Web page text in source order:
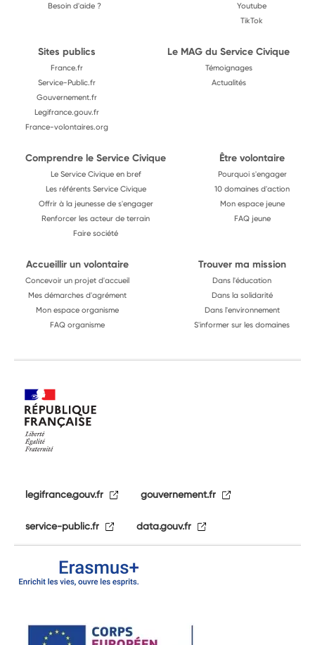
Besoin d'aide ?
Youtube
TikTok
Sites publics
France.fr
Service-Public.fr
Gouvernement.fr
Legifrance.gouv.fr
France-volontaires.org
Le MAG du Service Civique
Témoignages
Actualités
Comprendre le Service Civique
Le Service Civique en bref
Les référents Service Civique
Offrir à la jeunesse de s'engager
Renforcer les acteur de terrain
Faire société
Être volontaire
Pourquoi s'engager
10 domaines d'action
Mon espace jeune
FAQ jeune
Accueillir un volontaire
Concevoir un projet d'accueil
Mes démarches d'agrément
Mon espace organisme
FAQ organisme
Trouver ma mission
Dans l'éducation
Dans la solidarité
Dans l'environnement
S'informer sur les domaines
legifrance.gouv.fr gouvernement.fr
service-public.fr data.gouv.fr